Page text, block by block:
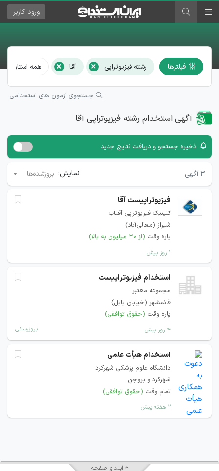
ورود کاربر
فیلترها رشته فیزیوتراپی × آقا × همه استان‌ها
جستجوی آزمون های استخدامی
آگهی استخدام رشته فیزیوتراپی آقا
ذخیره جستجو و دریافت نتایج جدید
۳ آگهی نمایش: بروزشده‌ها
فیزیوتراپیست آقا
کلینیک فیزیوتراپی آفتاب
شیراز (معالی‌آباد)
پاره وقت (از ۳۰ میلیون به بالا)
۱ روز پیش
استخدام فیزیوتراپیست
مجموعه معتبر
قائمشهر (خیابان بابل)
پاره وقت (حقوق توافقی)
۴ روز پیش بروزرسانی
استخدام هیأت علمی
دانشگاه علوم پزشکی شهرکرد
شهرکرد و بروجن
تمام وقت (حقوق توافقی)
۲ هفته پیش
ابتدای صفحه